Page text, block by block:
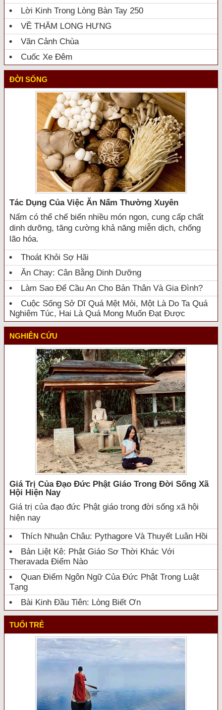
Lời Kinh Trong Lòng Bàn Tay 250
VỀ THĂM LONG HƯNG
Vãn Cảnh Chùa
Cuốc Xe Đêm
ĐỜI SỐNG
Tác Dụng Của Việc Ăn Nấm Thường Xuyên
Nấm có thể chế biến nhiều món ngon, cung cấp chất
dinh dưỡng, tăng cường khả năng miễn dịch, chống
lão hóa.
Thoát Khỏi Sợ Hãi
Ăn Chay: Cân Bằng Dinh Dưỡng
Làm Sao Để Cầu An Cho Bản Thân Và Gia Đình?
Cuộc Sống Sở Dĩ Quá Mệt Mỏi, Một Là Do Ta Quá
Nghiêm Túc, Hai Là Quá Mong Muốn Đạt Được
NGHIÊN CỨU
Giá Trị Của Đạo Đức Phật Giáo Trong Đời Sống Xã
Hội Hiện Nay
Giá trị của đạo đức Phật giáo trong đời sống xã hội
hiện nay
Thích Nhuận Châu: Pythagore Và Thuyết Luân Hồi
Bản Liệt Kê: Phật Giáo Sơ Thời Khác Với
Theravada Điểm Nào
Quan Điểm Ngôn Ngữ Của Đức Phật Trong Luật
Tạng
Bài Kinh Đầu Tiên: Lòng Biết Ơn
TUỔI TRẺ